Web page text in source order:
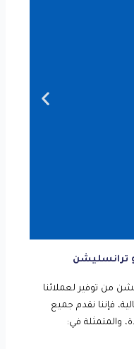
جميع
ترانسليشن
من توفير لعملائنا
فإننا نقدم جميع
والمتمثلة في: